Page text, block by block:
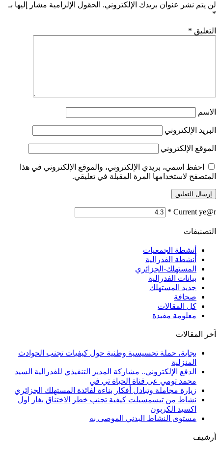
لن يتم نشر عنوان بريدك الإلكتروني. الحقول الإلزامية مشار إليها بـ
*
التعليق *
الاسم
البريد الإلكتروني
الموقع الإلكتروني
احفظ اسمي، بريدي الإلكتروني، والموقع الإلكتروني في هذا
المتصفح لاستخدامها المرة المقبلة في تعليقي.
Current ye@r
*
التصنيفات
أنشطة الجمعيات
أنشطة الفدرالية
المستهلك-الجزائري
بيانات الفدرالية
جديد المستهلك
صحافة
كل المقالات
معلومة مفيدة
آخر المقالات
بجاية، حملة تحسيسية وطنية حول كيفيات تجنب الحوادث
المنزلية
الدفع الإلكتروني.. مشاركة المدير التنفيذي للفدرالية السيد
محمد تومي عى قناة الحياة تي في
زيارة مجاملة وتبادل أفكار بناءة لفائدة المستهلك الجزائري
نشاط من تيسمسيلت كيفية تجنب خطر الاختناق بغاز اول
اكسيد الكربون
مستوى النشاط البدني الموصى به
أرشيف